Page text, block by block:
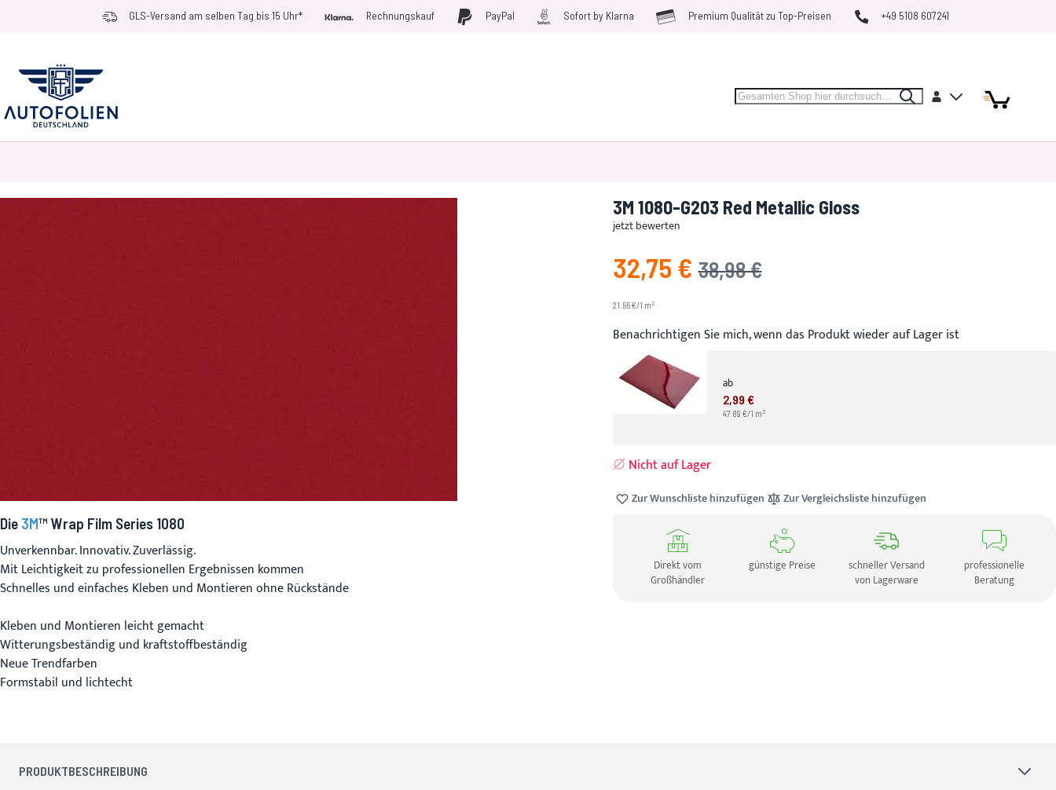
Zum Inhalt springen GLS-Versand am selben Tag bis 15 Uhr* Rechnungskauf PayPal Sofort by Klarna Premium Qualität zu Top-Preisen +49 5108 607241
Search SearchKonto MeinArtikel
Artikel
Die 3M™ Wrap Film Series 1080
Unverkennbar. Innovativ. Zuverlässig.
Mit Leichtigkeit zu professionellen Ergebnissen kommen
Schnelles und einfaches Kleben und Montieren ohne Rückstände
Kleben und Montieren leicht gemacht
Witterungsbeständig und kraftstoffbeständig
Neue Trendfarben
Formstabil und lichtecht
3M 1080-G203 Red Metallic Gloss
jetzt bewerten
Angebotspreis
32,75 € UVP
38,98 €
21.55 €/1 m2
Benachrichtigen Sie mich, wenn das Produkt wieder auf Lager ist
ab
2,99 €
47.89 €/1 m 2
Nicht auf Lager
Zur Wunschliste hinzufügen Zur Vergleichsliste hinzufügen
Direkt vom
Großhändler
günstige Preise
schneller Versand
von Lagerware
professionelle
Beratung
PRODUKTBESCHREIBUNG